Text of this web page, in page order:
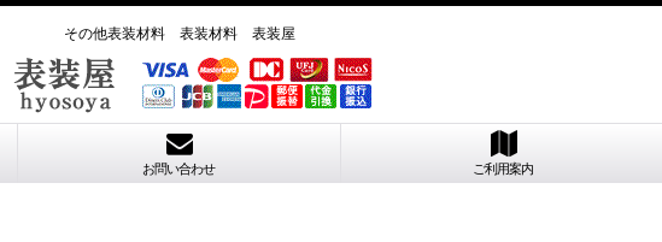
その他表装材料 表装材料 表装屋
お問い合わせ ご利用案内